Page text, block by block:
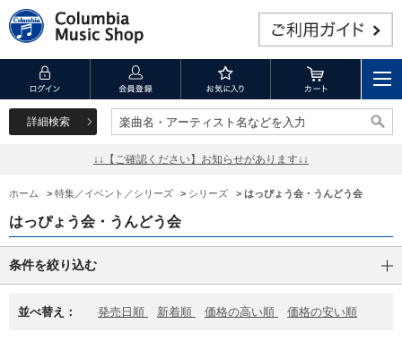
詳細検索 楽曲名・アーティスト名などを入力
楽曲名・アーティスト名などを入力
↓↓【ご確認ください】お知らせがあります↓↓
ホーム > 特集／イベント／シリーズ > シリーズ > はっぴょう会・うんどう会
はっぴょう会・うんどう会
条件を絞り込む
並べ替え： 発売日順 新着順 価格の高い順 価格の安い順